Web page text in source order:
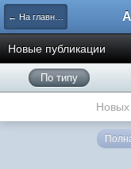
← На главную
Новые публикации
По типу
Новых